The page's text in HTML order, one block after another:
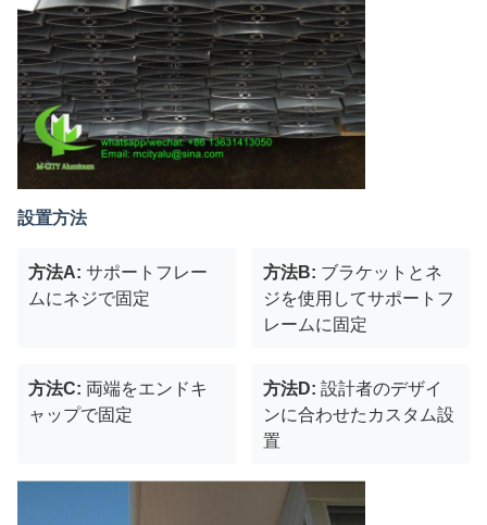
設置方法
方法A: サポートフレー
ムにネジで固定
方法B: ブラケットとネ
ジを使用してサポートフ
レームに固定
方法C: 両端をエンドキ
ャップで固定
方法D: 設計者のデザイ
ンに合わせたカスタム設
置